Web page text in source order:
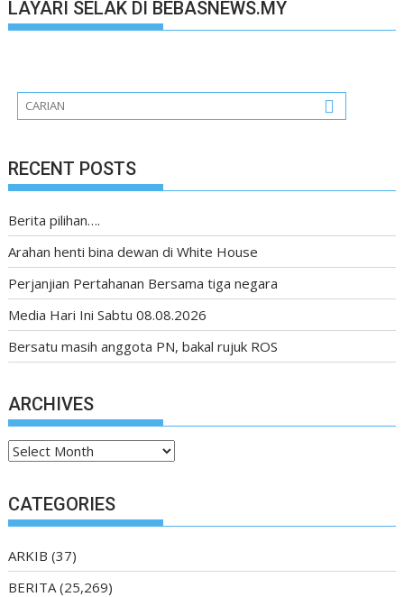
LAYARI SELAK DI BEBASNEWS.MY
RECENT POSTS
Berita pilihan….
Arahan henti bina dewan di White House
Perjanjian Pertahanan Bersama tiga negara
Media Hari Ini Sabtu 08.08.2026
Bersatu masih anggota PN, bakal rujuk ROS
ARCHIVES
Archives
CATEGORIES
ARKIB (37)
BERITA (25,269)